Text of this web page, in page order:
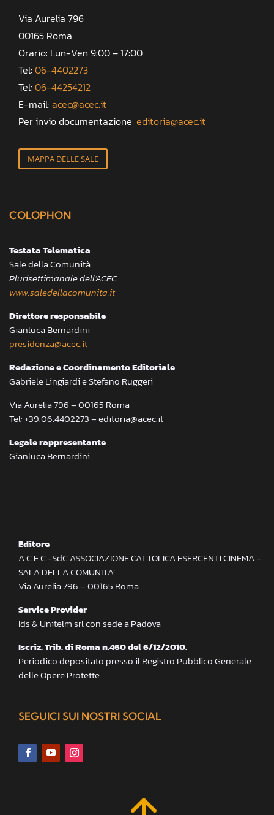
Via Aurelia 796
00165 Roma
Orario: Lun-Ven 9:00 – 17:00
Tel: 06-4402273
Tel: 06-44254212
E-mail: acec@acec.it
Per invio documentazione: editoria@acec.it
MAPPA DELLE SALE
COLOPHON
Testata Telematica
Sale della Comunità
Plurisettimanale dell’ACEC
www.saledellacomunita.it
Direttore responsabile
Gianluca Bernardini
presidenza@acec.it
Redazione e Coordinamento Editoriale
Gabriele Lingiardi e Stefano Ruggeri
Via Aurelia 796 – 00165 Roma
Tel: +39.06.4402273 – editoria@acec.it
Legale rappresentante
Gianluca Bernardini
Editore
A.C.E.C.-SdC ASSOCIAZIONE CATTOLICA ESERCENTI CINEMA –
SALA DELLA COMUNITA’
Via Aurelia 796 – 00165 Roma
Service Provider
Ids & Unitelm srl con sede a Padova
Iscriz. Trib. di Roma n.460 del 6/12/2010.
Periodico depositato presso il Registro Pubblico Generale
delle Opere Protette
SEGUICI SUI NOSTRI SOCIAL